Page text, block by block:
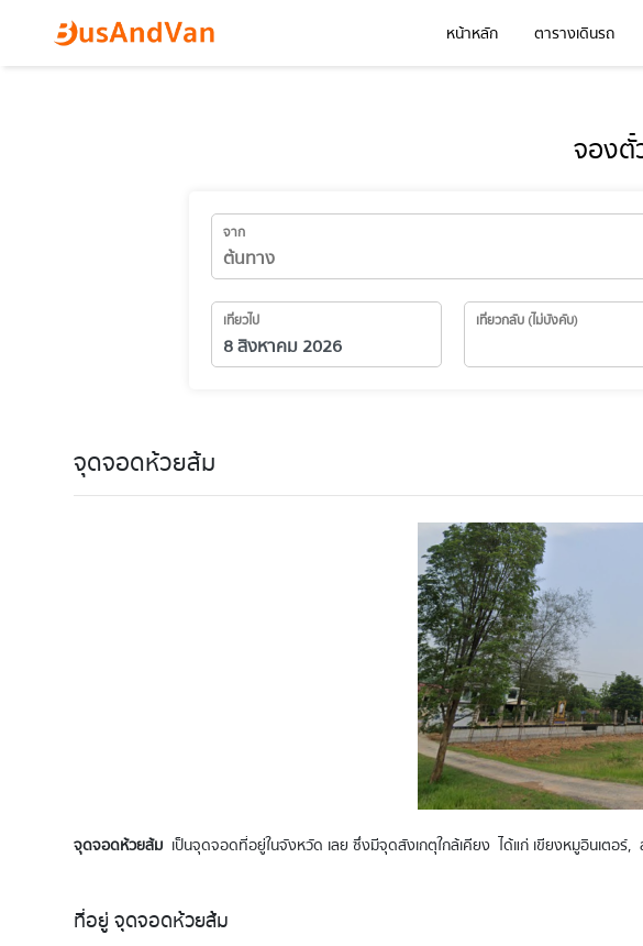
หน้าหลัก ตารางเดินรถ
จองตั๋
จาก
เที่ยวไป เที่ยวกลับ (ไม่บังคับ)
จุดจอดห้วยส้ม
จุดจอดห้วยส้ม เป็นจุดจอดที่อยู่ในจังหวัด เลย ซึ่งมีจุดสังเกตุใกล้เคียง ได้แก่ เขียงหมูอินเต
ที่อยู่ จุดจอดห้วยส้ม